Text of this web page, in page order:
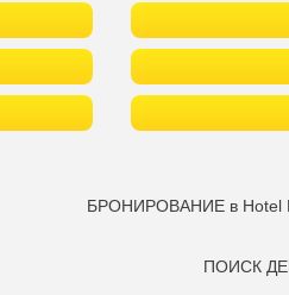
БРОНИРОВАНИЕ в Hotel
ПОИСК